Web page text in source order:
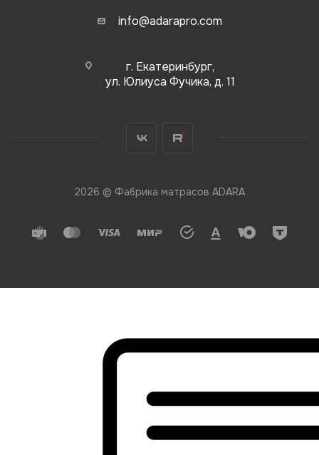
info@adarapro.com
г. Екатеринбург,
ул. Юлиуса Фучика, д. 11
2026 © Фабрика матрасов ADARA